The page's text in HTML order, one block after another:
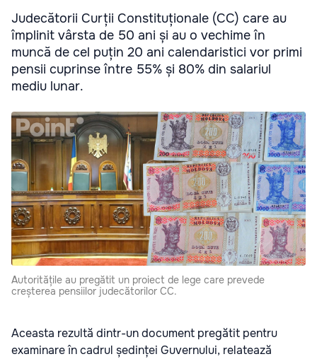
Judecătorii Curții Constituționale (CC) care au
împlinit vârsta de 50 ani și au o vechime în
muncă de cel puțin 20 ani calendaristici vor primi
pensii cuprinse între 55% și 80% din salariul
mediu lunar.
Autoritățile au pregătit un proiect de lege care prevede
creșterea pensiilor judecătorilor CC.
Aceasta rezultă dintr-un document pregătit pentru
examinare în cadrul ședinței Guvernului, relatează